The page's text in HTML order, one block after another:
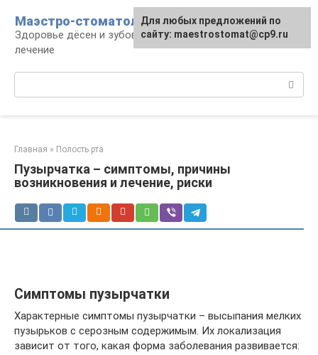
контенту
Маэстро-стоматолог
Здоровье дёсен и зубов, диагностика и
лечение
Главная » Полость рта
Пузырчатка – симптомы, причины
возникновения и лечение, риски
Симптомы пузырчатки
Характерные симптомы пузырчатки – высыпания мелких
пузырьков с серозным содержимым. Их локализация
зависит от того, какая форма заболевания развивается:
Для любых предложений по
сайту: maestrostomat@cp9.ru